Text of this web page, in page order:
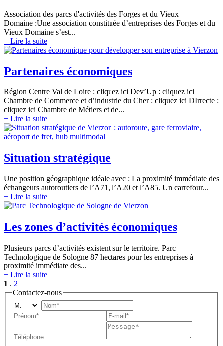
Association des parcs d'activités des Forges et du Vieux
Domaine :Une association constituée d’entreprises des Forges et du
Vieux Domaine s’est...
+ Lire la suite
Partenaires économiques
Région Centre Val de Loire : cliquez ici Dev’Up : cliquez ici
Chambre de Commerce et d’industrie du Cher : cliquez ici DIrrecte :
cliquez ici Chambre de Métiers et de...
+ Lire la suite
Situation stratégique
Une position géographique idéale avec : La proximité immédiate des
échangeurs autoroutiers de l’A71, l’A20 et l’A85. Un carrefour...
+ Lire la suite
Les zones d’activités économiques
Plusieurs parcs d’activités existent sur le territoire. Parc
Technologique de Sologne 87 hectares pour les entreprises à
proximité immédiate des...
+ Lire la suite
1 . 2
Contactez-nous